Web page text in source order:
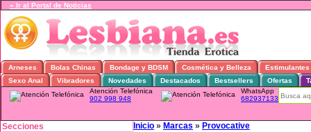
« Ir al Portal de Noticias
Arneses Bolas Chinas Bondage y BDSM Cosmética y Belleza
Estimulantes
Sexo Anal
Vibradores Novedades Destacados Bestsellers Ofertas
Atención Telefónica
902 998 948
WhatsApp
682937133
Secciones Inicio » Marcas » Provocative